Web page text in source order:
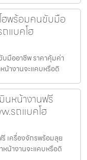
ฮพร้อมคนขับมือ
แบคโฮ
มืออาชีพ ราคาคุ้มค่า
น้างานจะแคบหรือดิ
นหน้างานฟรี
รถแบคโฮ
เครื่องจักรพร้อมลุย
น้างานจะแคบหรือดิ